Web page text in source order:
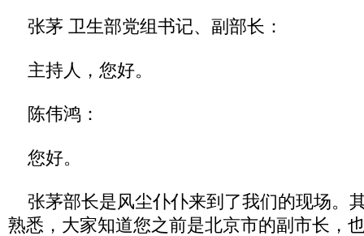
张茅 卫生部党组书记、副部长：
主持人，您好。
陈伟鸿：
您好。
张茅部长是风尘仆仆来到了我们的现场。
熟悉，大家知道您之前是北京市的副市长，